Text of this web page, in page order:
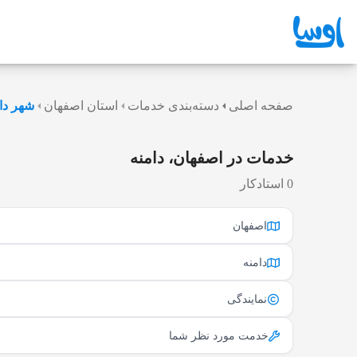
صفحه اصلی دسته‌بندی خدمات استان اصفهان شهر
خدمات در اصفهان، دامنه
0 استادکار
اصفهان
دامنه
نمایندگی
خدمت مورد نظر شما